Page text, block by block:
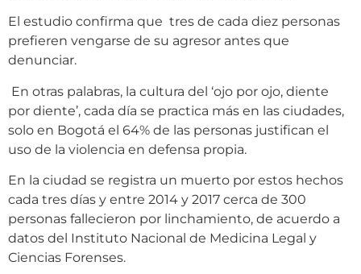
El estudio confirma que tres de cada diez personas
prefieren vengarse de su agresor antes que
denunciar.
En otras palabras, la cultura del ‘ojo por ojo, diente
por diente’, cada día se practica más en las ciudades,
solo en Bogotá el 64% de las personas justifican el
uso de la violencia en defensa propia.
En la ciudad se registra un muerto por estos hechos
cada tres días y entre 2014 y 2017 cerca de 300
personas fallecieron por linchamiento, de acuerdo a
datos del Instituto Nacional de Medicina Legal y
Ciencias Forenses.